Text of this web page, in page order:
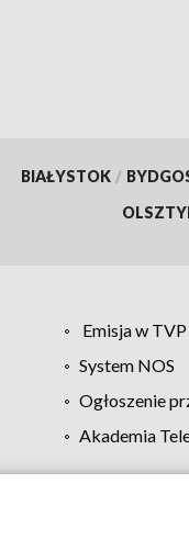
BIAŁYSTOK /
Emisja w TVP
System NOS
Ogłoszenie
Akademia